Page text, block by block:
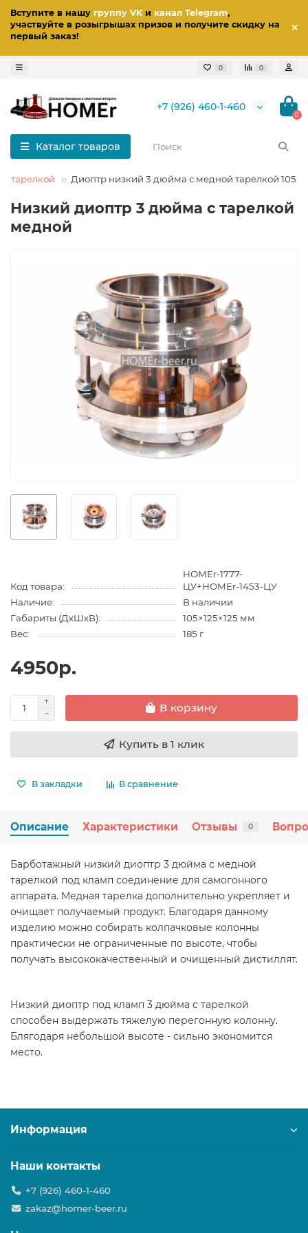
Вступите в нашу группу VKи канал Telegram,
участвуйте в розыгрышах призов и получите скидку на
первый заказ!
0 0
+7 (926) 460-1-460
0
Каталог товаров
тарелкой Диоптр низкий 3 дюйма с медной тарелкой 105
Низкий диоптр 3 дюйма с тарелкой
медной
Код товара:
HOMEr-1777-
ЦУ+HOMEr-1453-ЦУ
Наличие:
В наличии
Габариты (ДхШхВ):
105×125×125 мм
Вес:
185 г
4950р.
В корзину
Купить в 1 клик
В закладки В сравнение
Описание Характеристики Отзывы 0
Барботажный низкий диоптр 3 дюйма с медной
тарелкой под кламп соединение для самогонного
аппарата. Медная тарелка дополнительно укрепляет и
очищает получаемый продукт. Благодаря данному
изделию можно собирать колпачковые колонны
практически не ограниченные по высоте, чтобы
получать высококачественный и очищенный дистиллят.
Низкий диоптр под кламп 3 дюйма с тарелкой
способен выдержать тяжелую перегонную колонну.
Блягодаря небольшой высоте - сильно экономится
место.
Информация
Наши контакты
+7 (926) 460-1-460
zakaz@homer-beer.ru